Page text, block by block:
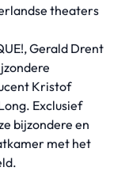
theaters
Gerald Drent
Kristof
Exclusief
bijzondere en
met het